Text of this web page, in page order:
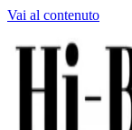
Vai al contenuto